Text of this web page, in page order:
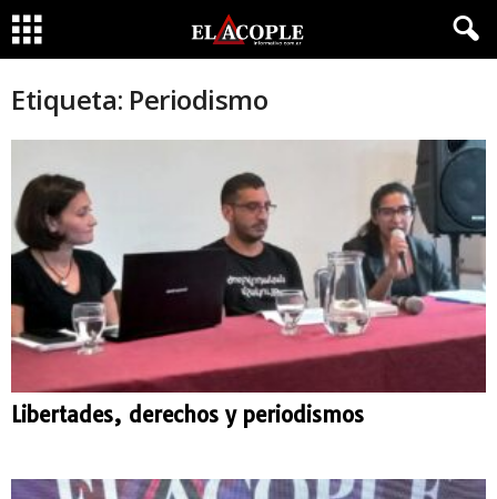
Etiqueta: Periodismo
Libertades, derechos y periodismos